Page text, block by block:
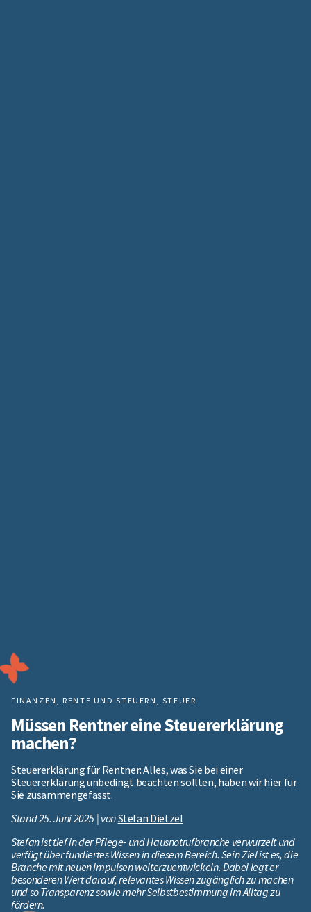
FINANZEN, RENTE UND STEUERN STEUER
Müssen Rentner eine Steuererklärung
machen?
Steuererklärung für Rentner: Alles, was Sie bei einer
Steuererklärung unbedingt beachten sollten, haben wir hier für
Sie zusammengefasst.
Stand 25. Juni 2025 | vonStefan Dietzel
Stefan ist tief in der Pflege- und Hausnotrufbranche verwurzelt und
verfügt über fundiertes Wissen in diesem Bereich. Sein Ziel ist es, die
Branche mit neuen Impulsen weiterzuentwickeln. Dabei legt er
besonderen Wert darauf, relevantes Wissen zugänglich zu machen
und so Transparenz sowie mehr Selbstbestimmung im Alltag zu
fördern.